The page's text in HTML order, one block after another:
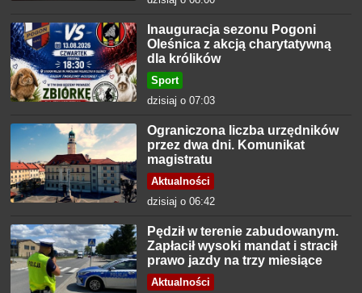
Inauguracja sezonu Pogoni
Oleśnica z akcją charytatywną
dla królików
Sport
dzisiaj o 07:03
Ograniczona liczba urzędników
przez dwa dni. Komunikat
magistratu
Aktualności
dzisiaj o 06:42
Pędził w terenie zabudowanym.
Zapłacił wysoki mandat i stracił
prawo jazdy na trzy miesiące
Aktualności